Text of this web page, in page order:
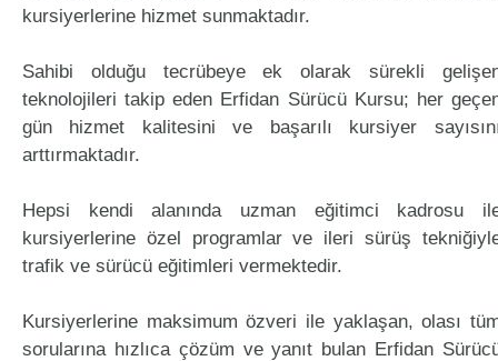
kursiyerlerine hizmet sunmaktadır.
Sahibi olduğu tecrübeye ek olarak sürekli
teknolojileri takip eden Erfidan Sürücü Kursu; her
gün hizmet kalitesini ve başarılı kursiyer
arttırmaktadır.
Hepsi kendi alanında uzman eğitimci kadrosu
kursiyerlerine özel programlar ve ileri sürüş
trafik ve sürücü eğitimleri vermektedir.
Kursiyerlerine maksimum özveri ile yaklaşan, olası
sorularına hızlıca çözüm ve yanıt bulan Erfidan